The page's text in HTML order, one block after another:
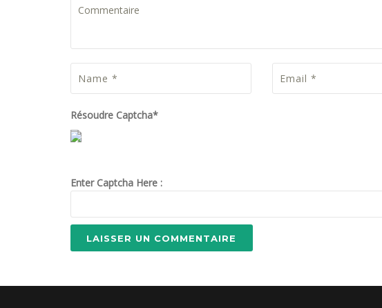
Résoudre Captcha*
Enter Captcha Here :